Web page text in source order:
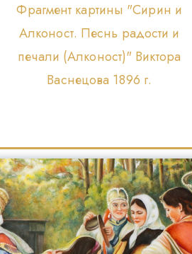
Фрагмент картины "Сирин и
Алконост. Песнь радости и
печали (Алконост)" Виктора
Васнецова 1896 г.